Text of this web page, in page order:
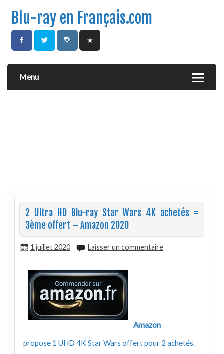
Blu-ray en Français.com
Menu
2 Ultra HD Blu-ray Star Wars 4K achetés =
3ème offert – Amazon 2020
1 juillet 2020 Laisser un commentaire
Amazon
propose 1 UHD 4K Star Wars offert pour 2 achetés.